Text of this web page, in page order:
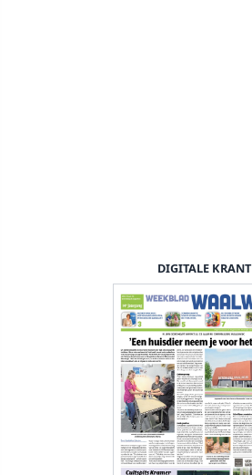
DIGITALE KRANT